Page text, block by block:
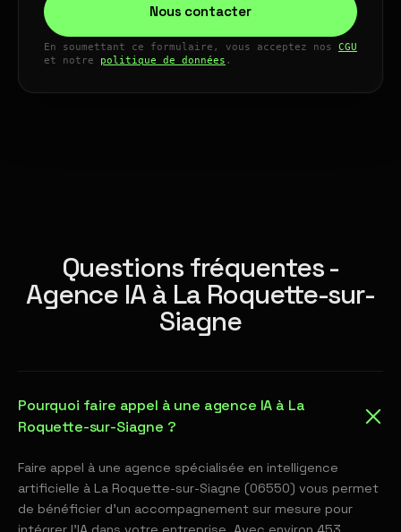
Nous contacter
En soumettant ce formulaire, vous acceptez nos CGU
et notre politique de données .
Questions fréquentes -
Agence IA à La Roquette-sur-
Siagne
Pourquoi faire appel à une agence IA à La
Roquette-sur-Siagne ?
Faire appel à une agence spécialisée en intelligence
artificielle à La Roquette-sur-Siagne (06550) vous permet
de bénéficier d'un accompagnement sur mesure pour